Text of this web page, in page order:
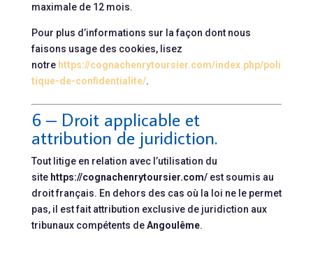
maximale de 12 mois.
Pour plus d’informations sur la façon dont nous
faisons usage des cookies, lisez
notre https://cognachenrytoursier.com/index.php/poli
tique-de-confidentialite/.
6 – Droit applicable et
attribution de juridiction.
Tout litige en relation avec l’utilisation du
site https://cognachenrytoursier.com/ est soumis au
droit français. En dehors des cas où la loi ne le permet
pas, il est fait attribution exclusive de juridiction aux
tribunaux compétents de Angoulême.